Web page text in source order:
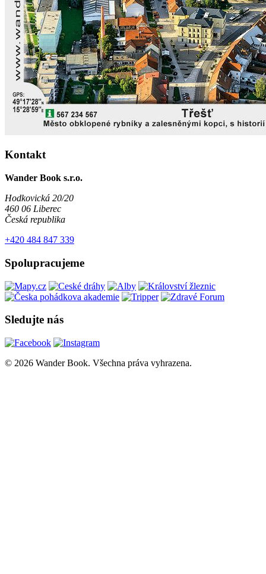
Kontakt
Wander Book s.r.o.
Hodkovická 20/20
460 06 Liberec
Česká republika
+420 484 847 339
Spolupracujeme
Sledujte nás
© 2026 Wander Book. Všechna práva vyhrazena.